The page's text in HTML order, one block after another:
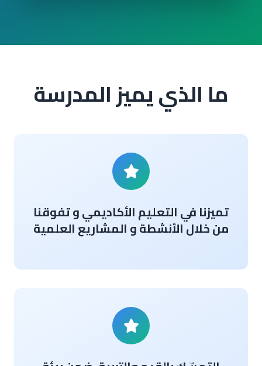
ما الذي يميز المدرسة
تميزنا في التعليم الأكاديمي و تفوقنا
من خلال الأنشطة و المشاريع العلمية